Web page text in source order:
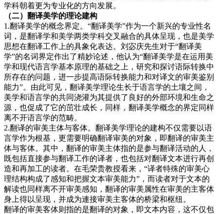
学科朝着更为专业化的方向发展。
（二）翻译美学的理论建构
1.翻译美学的概念界定。“翻译美学”作为一个新兴的专业性名
词，是翻译学和美学两类学科交叉融合的具体呈现，也是美学
思想在翻译工作上的具象化表达。刘宓庆先生对于“翻译美
学”的名词界定作出了精妙论述，他认为“翻译美学是在运用美
学和现代语言学基本原理的基础之上，研究和探讨语际转换中
所存在的问题，进一步提高语际转换能力和对译文的审美鉴别
能力”。由此可见，翻译美学理论生长于语言学的土壤之间，
美学和语言学的共同浇灌为其提供了良好的外部环境和生命之
源，也促成了它的茁壮成长，同样，翻译美学概念的界定同样
离不开语言学的范畴。
2.翻译的审美主体与客体。翻译美学理论的建构不仅需要以语
言学作为根基，更需要明确翻译审美的对象，即翻译的审美主
体与客体。其中，翻译的审美主体指的是参与翻译活动的人，
既包括直接参与翻译工作的译者，也包括对翻译文本进行再创
造和再加工的读者。在毛荣贵教授看来，“译者特殊的审美心
理结构构成了感知和把握文本审美能力”，而读者对于文本的
解读也同样离不开审美感知，翻译的审美属性在审美的主客体
身上得以呈现，并成为連接审美主客体的桥梁和枢纽。
翻译的审美客体则指的是翻译的对象，即文本内容，这不仅包